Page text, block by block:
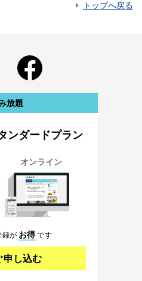
トップへ戻る
放題
ンダードプラン
オンライン
録が お得です
申し込む